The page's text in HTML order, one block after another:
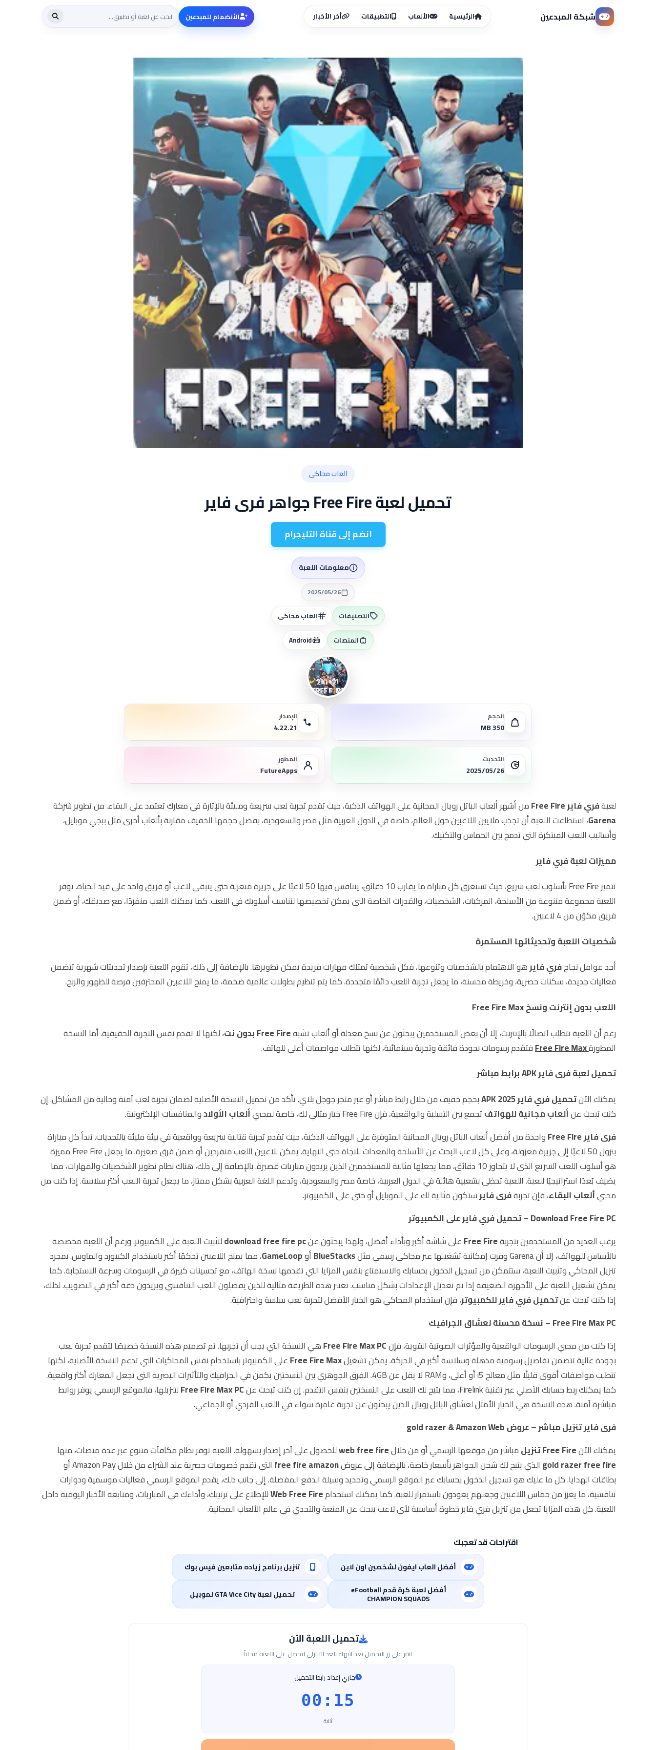
شبكة المبدعين الرئيسية الألعاب التطبيقات أخر الأخبار الأنضمام للمبدعين
العاب محاكى
تحميل لعبة Free Fire جواهر فرى فاير
انضم إلى قناة التليجرام
معلومات اللعبة
2025/05/26
التصنيفات العاب محاكى
المنصات Android
الحجم
350 MB
الإصدار
4.22.21
التحديث
2025/05/26
المطور
FutureApps
لعبةفري فاير Free Fire
من أشهر ألعاب الباتل رويال المجانية على الهواتف الذكية، حيث تقدم تجربة لعب سريعة ومليئة بالإثارة في معارك تعتمد على البقاء. من تطوير شركة
Garena، استطاعت اللعبة أن تجذب ملايين اللاعبين حول العالم، خاصة في الدول العربية مثل مصر والسعودية، بفضل حجمها الخفيف مقارنة بألعاب أخرى مثل ببجي موبايل،
وأساليب اللعب المبتكرة التي تدمج بين الحماس والتكتيك.
مميزات لعبة فري فاير
تتميز Free Fire بأسلوب لعب سريع، حيث تستغرق كل مباراة ما يقارب 10 دقائق، يتنافس فيها 50 لاعبًا على جزيرة منعزلة حتى يتبقى لاعب أو فريق واحد على قيد الحياة. توفر
اللعبة مجموعة متنوعة من الأسلحة، المركبات، الشخصيات، والقدرات الخاصة التي يمكن تخصيصها لتناسب أسلوبك في اللعب. كما يمكنك اللعب منفردًا، مع صديقك، أو ضمن
فريق مكوّن من 4 لاعبين.
شخصيات اللعبة وتحديثاتها المستمرة
أحد عوامل نجاحفري فايرهو الاهتمام بالشخصيات وتنوعها، فكل شخصية تمتلك مهارات فريدة يمكن تطويرها. بالإضافة إلى ذلك، تقوم اللعبة بإصدار تحديثات شهرية تتضمن
فعاليات جديدة، سكنات حصرية، وخريطة محسنة، ما يجعل تجربة اللعب دائمًا متجددة. كما يتم تنظيم بطولات عالمية ضخمة، ما يمنح اللاعبين المحترفين فرصة للظهور والربح.
اللعب بدون إنترنت ونسخ Free Fire Max
رغم أن اللعبة تتطلب اتصالًا بالإنترنت، إلا أن بعض المستخدمين يبحثون عن نسخ معدلة أو ألعاب تشبهFree Fire بدون نت
، لكنها لا تقدم نفس التجربة الحقيقية. أما النسخة
المطورةFree Fire Maxفتقدم رسومات بجودة فائقة وتجربة سينمائية، لكنها تتطلب مواصفات أعلى للهاتف.
تحميل لعبة فرى فاير APK برابط مباشر
يمكنك الآنتحميل فري فاير 2025 APK
بحجم خفيف من خلال رابط مباشر أو عبر متجر جوجل بلاي. تأكد من تحميل النسخة الأصلية لضمان تجربة لعب آمنة وخالية من المشاكل. إن
كنت تبحث عنألعاب مجانية للهواتفتجمع بين التسلية والواقعية، فإن Free Fire خيار مثالي لك، خاصة لمحبي ألعاب الأولادوالمنافسات الإلكترونية.
فرى فاير Free Fire
واحدة من أفضل ألعاب الباتل رويال المجانية المتوفرة على الهواتف الذكية، حيث تقدم تجربة قتالية سريعة وواقعية في بيئة مليئة بالتحديات. تبدأ كل مباراة
بنزول 50 لاعبًا إلى جزيرة معزولة، وعلى كل لاعب البحث عن الأسلحة والمعدات للنجاة حتى النهاية. يمكن للاعبين اللعب منفردين أو ضمن فرق صغيرة. ما يجعل Free Fire مميزة
هو أسلوب اللعب السريع الذي لا يتجاوز 10 دقائق، مما يجعلها مثالية للمستخدمين الذين يريدون مباريات قصيرة. بالإضافة إلى ذلك، هناك نظام تطوير الشخصيات والمهارات، مما
يضيف بُعدًا استراتيجيًا للعبة. اللعبة تحظى بشعبية هائلة في الدول العربية، خاصة مصر والسعودية، وتدعم اللغة العربية بشكل ممتاز، ما يجعل تجربة اللعب أكثر سلاسة. إذا كنت من
محبيألعاب البقاء، فإن تجربةفرى فايرستكون مثالية لك على الموبايل أو حتى على الكمبيوتر.
Download Free Fire PC – تحميل فري فاير على الكمبيوتر
يرغب العديد من المستخدمين بتجربةFree Fireعلى شاشة أكبر وبأداء أفضل، ولهذا يبحثون عنdownload free fire pcلتثبيت اللعبة على الكمبيوتر. ورغم أن اللعبة مخصصة
بالأساس للهواتف، إلا أن Garena وفرت إمكانية تشغيلها عبر محاكي رسمي مثل
BlueStacksأوGameLoop، مما يمنح اللاعبين تحكمًا أكبر باستخدام الكيبورد والماوس. بمجرد
تنزيل المحاكي وتثبيت اللعبة، ستتمكن من تسجيل الدخول بحسابك والاستمتاع بنفس المزايا التي تقدمها نسخة الهاتف، مع تحسينات كبيرة في الرسومات وسرعة الاستجابة. كما
يمكن تشغيل اللعبة على الأجهزة الضعيفة إذا تم تعديل الإعدادات بشكل مناسب. تعتبر هذه الطريقة مثالية للذين يفضلون اللعب التنافسي ويريدون دقة أكبر في التصويب. لذلك،
إذا كنت تبحث عنتحميل فري فاير للكمبيوتر، فإن استخدام المحاكي هو الخيار الأفضل لتجربة لعب سلسة واحترافية.
Free Fire Max PC – نسخة محسنة لعشاق الجرافيك
إذا كنت من محبي الرسومات الواقعية والمؤثرات الصوتية القوية، فإنFree Fire Max PCهي النسخة التي يجب أن تجربها. تم تصميم هذه النسخة خصيصًا لتقدم تجربة لعب
بجودة عالية تتضمن تفاصيل رسومية مذهلة وسلاسة أكبر في الحركة. يمكن تشغيلFree Fire Maxعلى الكمبيوتر باستخدام نفس المحاكيات التي تدعم النسخة الأصلية، لكنها
تتطلب مواصفات أقوى قليلًا مثل معالج i5 أو أعلى، وRAM لا يقل عن 4GB. الفرق الجوهري بين النسختين يكمن في الجرافيك والتأثيرات البصرية التي تجعل المعارك أكثر واقعية.
كما يمكنك ربط حسابك الأصلي عبر تقنية Firelink، مما يتيح لك اللعب على النسختين بنفس التقدم. إن كنت تبحث عن
Free Fire Max PCلتنزيلها، فالموقع الرسمي يوفر روابط
مباشرة آمنة. هذه النسخة هي الخيار الأمثل لعشاق الباتل رويال الذين يبحثون عن تجربة غامرة سواء في اللعب الفردي أو الجماعي.
فرى فاير تنزيل مباشر – عروض gold razer & Amazon Web
يمكنك الآنFree Fire تنزيل مباشر من موقعها الرسمي أو من خلالweb free fireللحصول على آخر إصدار بسهولة. اللعبة توفر نظام مكافآت متنوع عبر عدة منصات، منها
gold razer free fire الذي يتيح لك شحن الجواهر بأسعار خاصة، بالإضافة إلى عروضfree fire amazon
التي تقدم خصومات حصرية عند الشراء من خلال Amazon Pay أو
بطاقات الهدايا. كل ما عليك هو تسجيل الدخول بحسابك عبر الموقع الرسمي وتحديد وسيلة الدفع المفضلة. إلى جانب ذلك، يقدم الموقع الرسمي فعاليات موسمية ودوارات
تنافسية، ما يعزز من حماس اللاعبين وجعلهم يعودون باستمرار للعبة. كما يمكنك استخدامWeb Free Fireللإطلاع على ترتيبك، وأداءك في المباريات، ومتابعة الأخبار اليومية داخل
اللعبة. كل هذه المزايا تجعل من تنزيل فري فاير خطوة أساسية لأي لاعب يبحث عن المتعة والتحدي في عالم الألعاب المجانية.
اقتراحات قد تعجبك
أفضل العاب ايفون لشخصين اون لاين
تنزيل برنامج زياده متابعين فيس بوك
أفضل لعبة كرة قدم eFootball
CHAMPION SQUADS تحميل لعبة GTA Vice City لموبيل
تحميل اللعبة الآن
انقر على زر التحميل بعد انتهاء العد التنازلي لتحصل على اللعبة مجاناً
جاري إعداد رابط التحميل
00:14
ثانية